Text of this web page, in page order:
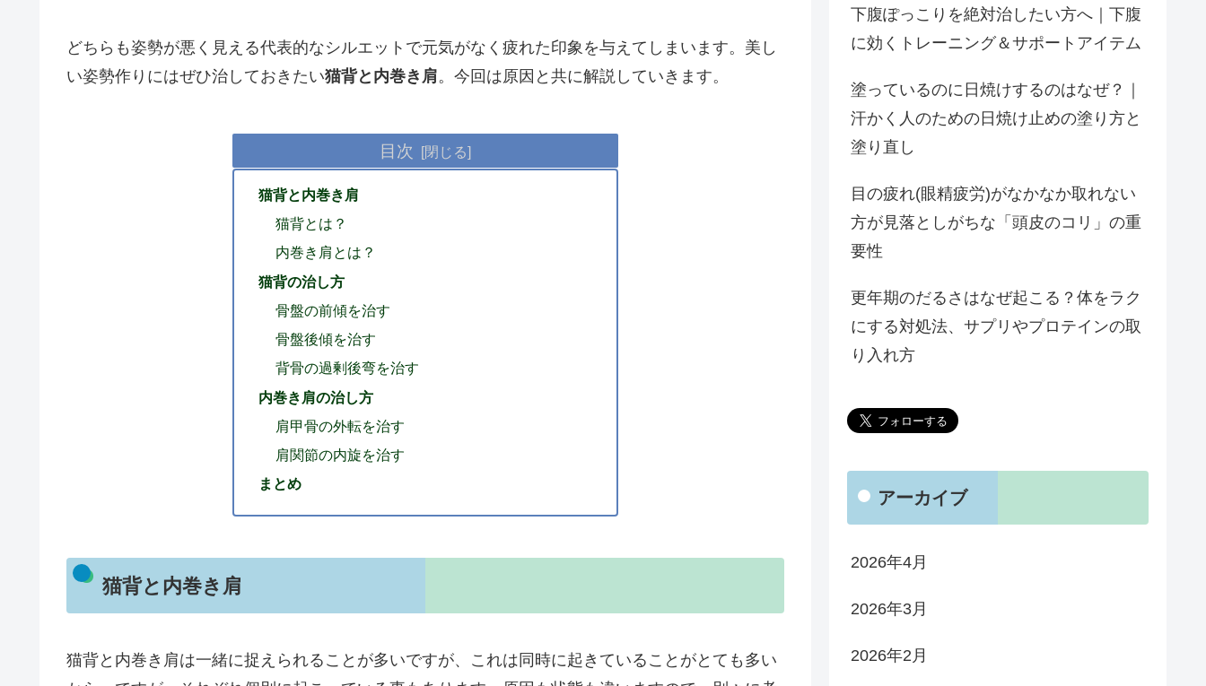
どちらも姿勢が悪く見える代表的なシルエットで元気がなく疲れた印象を与えてしまいます。美し
い姿勢作りにはぜひ治しておきたい猫背と内巻き肩。今回は原因と共に解説していきます。
目次
猫背と内巻き肩
猫背とは？
内巻き肩とは？
猫背の治し方
骨盤の前傾を治す
骨盤後傾を治す
背骨の過剰後弯を治す
内巻き肩の治し方
肩甲骨の外転を治す
肩関節の内旋を治す
まとめ
猫背と内巻き肩
猫背と内巻き肩は一緒に捉えられることが多いですが、これは同時に起きていることがとても多い
下腹ぽっこりを絶対治したい方へ｜下腹
に効くトレーニング＆サポートアイテム
塗っているのに日焼けするのはなぜ？｜
汗かく人のための日焼け止めの塗り方と
塗り直し
目の疲れ(眼精疲労)がなかなか取れない
方が見落としがちな「頭皮のコリ」の重
要性
更年期のだるさはなぜ起こる？体をラク
にする対処法、サプリやプロテインの取
り入れ方
アーカイブ
2026年4月
2026年3月
2026年2月